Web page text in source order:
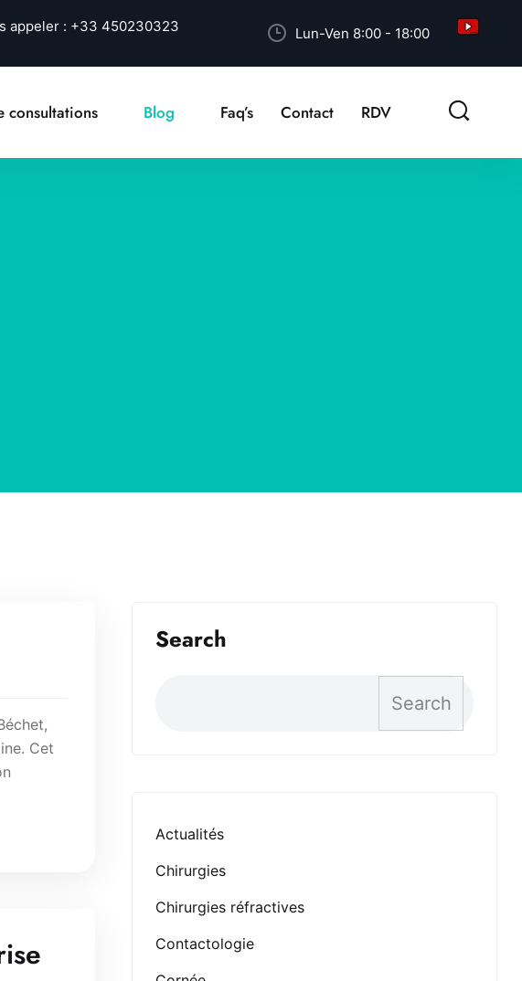
appeler : +33 450230323 Lun-Ven 8:00 - 18:00
consultations Blog Faq’s Contact RDV
Search
Search
Actualités
Chirurgies
Chirurgies réfractives
Contactologie
Cet